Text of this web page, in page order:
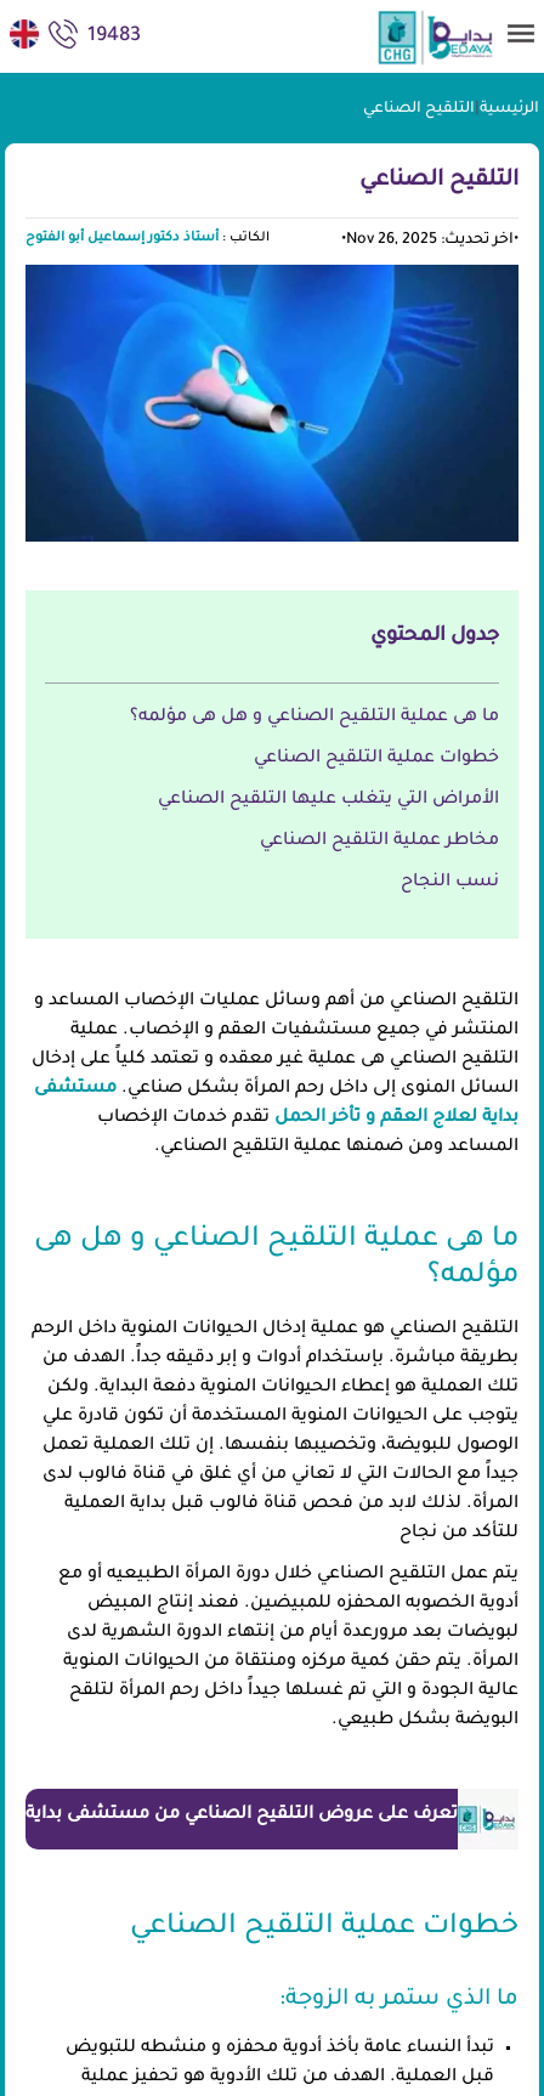
الرئيسية التلقيح الصناعي
التلقيح الصناعي
الكاتب : أستاذ دكتور إسماعيل أبو الفتوح •اخر تحديث: Nov 26, 2025 •
جدول المحتوي
ما هى عملية التلقيح الصناعي و هل هى مؤلمه؟
خطوات عملية التلقيح الصناعي
الأمراض التي يتغلب عليها التلقيح الصناعي
مخاطر عملية التلقيح الصناعي
نسب النجاح
التلقيح الصناعي من أهم وسائل عمليات الإخصاب المساعد و
المنتشر في جميع مستشفيات العقم و الإخصاب. عملية
التلقيح الصناعي هى عملية غير معقده و تعتمد كلياً على إدخال
السائل المنوى إلى داخل رحم المرأة بشكل صناعي. مستشفى
بداية لعلاج العقم و تأخر الحمل تقدم خدمات الإخصاب
المساعد ومن ضمنها عملية التلقيح الصناعي.
ما هى عملية التلقيح الصناعي و هل هى
مؤلمه؟
التلقيح الصناعي هو عملية إدخال الحيوانات المنوية داخل الرحم
بطريقة مباشرة. بإستخدام أدوات و إبر دقيقه جداً. الهدف من
تلك العملية هو إعطاء الحيوانات المنوية دفعة البداية. ولكن
يتوجب على الحيوانات المنوية المستخدمة أن تكون قادرة علي
الوصول للبويضة، وتخصيبها بنفسها. إن تلك العملية تعمل
جيداً مع الحالات التي لا تعاني من أي غلق في قناة فالوب لدى
المرأة. لذلك لابد من فحص قناة فالوب قبل بداية العملية
للتأكد من نجاح
يتم عمل التلقيح الصناعي خلال دورة المرأة الطبيعيه أو مع
أدوية الخصوبه المحفزه للمبيضين. فعند إنتاج المبيض
لبويضات بعد مرورعدة أيام من إنتهاء الدورة الشهرية لدى
المرأة. يتم حقن كمية مركزه ومنتقاة من الحيوانات المنوية
عالية الجودة و التي تم غسلها جيداً داخل رحم المرأة لتلقح
البويضة بشكل طبيعي.
تعرف على عروض التلقيح الصناعي من مستشفى بداية
خطوات عملية التلقيح الصناعي
ما الذي ستمر به الزوجة:
تبدأ النساء عامة بأخذ أدوية محفزه و منشطه للتبويض
قبل العملية. الهدف من تلك الأدوية هو تحفيز عملية
19483